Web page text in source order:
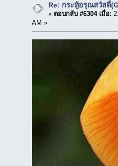
Re: กระทู้อรุณสวัสดิ์
« ตอบกลับ #6304 เมื่อ:
AM »